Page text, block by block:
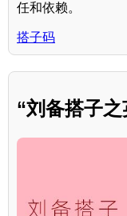
任和依赖。
搭子码
“刘备搭子